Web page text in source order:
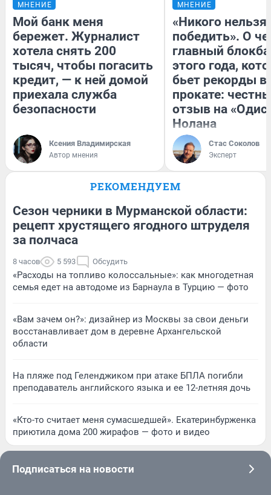
МНЕНИЕ
Мой банк меня
бережет. Журналист
хотела снять 200
тысяч, чтобы погасить
кредит, — к ней домой
приехала служба
безопасности
Ксения Владимирская
Автор мнения
МНЕНИЕ
«Никого нельзя
победить». О
главный
этого года,
бьет рекорды в
прокате:
отзыв на
Нолана
Стас Соколов
Эксперт
РЕКОМЕНДУЕМ
Сезон черники в Мурманской области:
рецепт хрустящего ягодного штруделя
за полчаса
8 часов 5 593 Обсудить
«Расходы на топливо колоссальные»: как многодетная
семья едет на автодоме из Барнаула в Турцию — фото
«Вам зачем он?»: дизайнер из Москвы за свои деньги
восстанавливает дом в деревне Архангельской
области
На пляже под Геленджиком при атаке БПЛА погибли
преподаватель английского языка и ее 12-летняя дочь
«Кто-то считает меня сумасшедшей». Екатеринбурженка
приютила дома 200 жирафов — фото и видео
Подписаться на новости